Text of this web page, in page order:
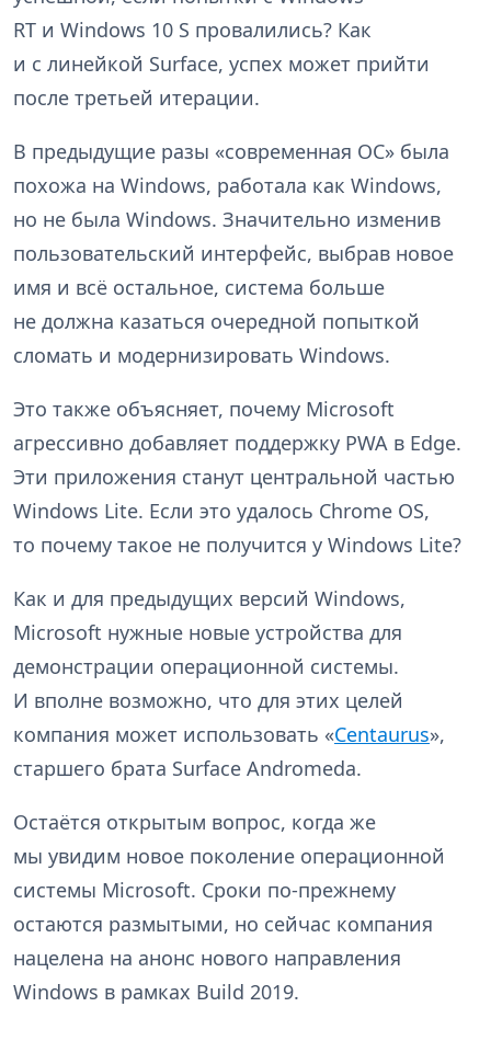
RT и Windows 10 S провалились? Как
и с линейкой Surface, успех может прийти
после третьей итерации.
В предыдущие разы «современная ОС» была
похожа на Windows, работала как Windows,
но не была Windows. Значительно изменив
пользовательский интерфейс, выбрав новое
имя и всё остальное, система больше
не должна казаться очередной попыткой
сломать и модернизировать Windows.
Это также объясняет, почему Microsoft
агрессивно добавляет поддержку PWA в Edge.
Эти приложения станут центральной частью
Windows Lite. Если это удалось Chrome OS,
то почему такое не получится у Windows Lite?
Как и для предыдущих версий Windows,
Microsoft нужные новые устройства для
демонстрации операционной системы.
И вполне возможно, что для этих целей
компания может использовать «Centaurus»,
старшего брата Surface Andromeda.
Остаётся открытым вопрос, когда же
мы увидим новое поколение операционной
системы Microsoft. Сроки по-прежнему
остаются размытыми, но сейчас компания
нацелена на анонс нового направления
Windows в рамках Build 2019.